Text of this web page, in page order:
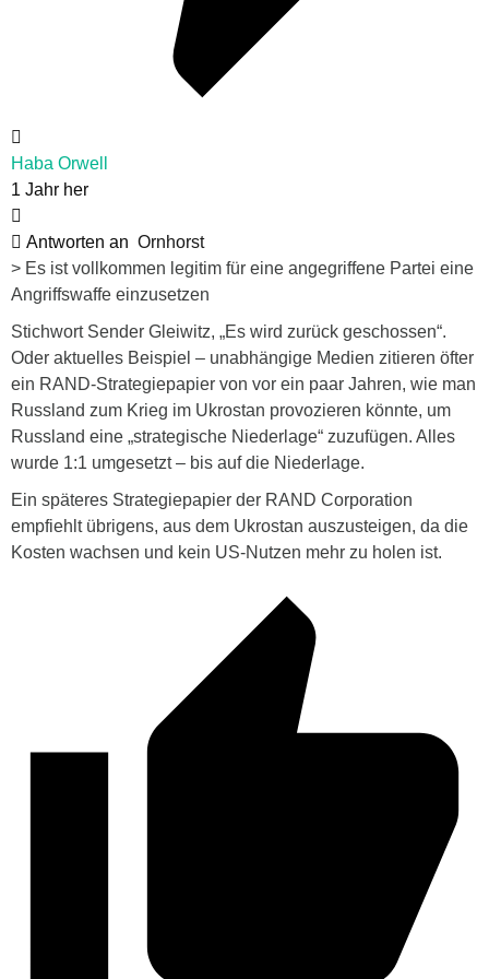
Haba Orwell
1 Jahr her
Antworten an Ornhorst
> Es ist vollkommen legitim für eine angegriffene Partei eine
Angriffswaffe einzusetzen
Stichwort Sender Gleiwitz, „Es wird zurück geschossen“.
Oder aktuelles Beispiel – unabhängige Medien zitieren öfter
ein RAND-Strategiepapier von vor ein paar Jahren, wie man
Russland zum Krieg im Ukrostan provozieren könnte, um
Russland eine „strategische Niederlage“ zuzufügen. Alles
wurde 1:1 umgesetzt – bis auf die Niederlage.
Ein späteres Strategiepapier der RAND Corporation
empfiehlt übrigens, aus dem Ukrostan auszusteigen, da die
Kosten wachsen und kein US-Nutzen mehr zu holen ist.